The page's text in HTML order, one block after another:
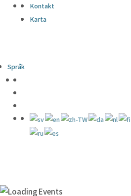
Kontakt
Karta
Språk